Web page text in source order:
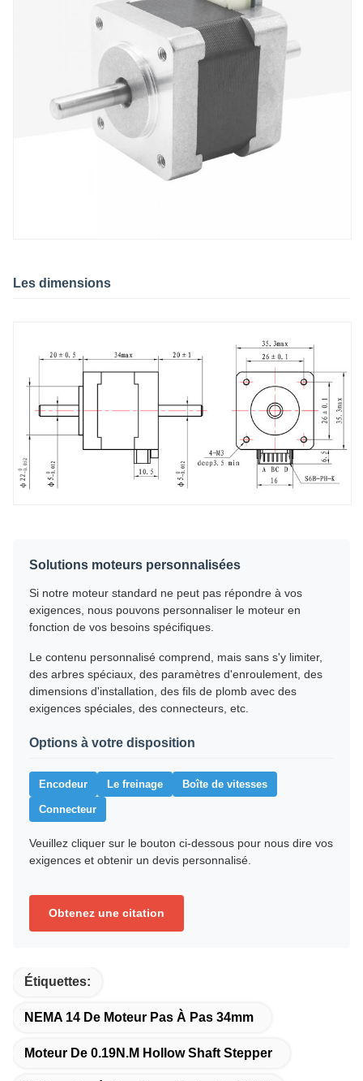
Les dimensions
Solutions moteurs personnalisées
Si notre moteur standard ne peut pas répondre à vos
exigences, nous pouvons personnaliser le moteur en
fonction de vos besoins spécifiques.
Le contenu personnalisé comprend, mais sans s'y limiter,
des arbres spéciaux, des paramètres d'enroulement, des
dimensions d'installation, des fils de plomb avec des
exigences spéciales, des connecteurs, etc.
Options à votre disposition
Encodeur Le freinage Boîte de vitesses
Connecteur
Veuillez cliquer sur le bouton ci-dessous pour nous dire vos
exigences et obtenir un devis personnalisé.
Obtenez une citation
Étiquettes:
NEMA 14 De Moteur Pas À Pas 34mm
Moteur De 0.19N.M Hollow Shaft Stepper